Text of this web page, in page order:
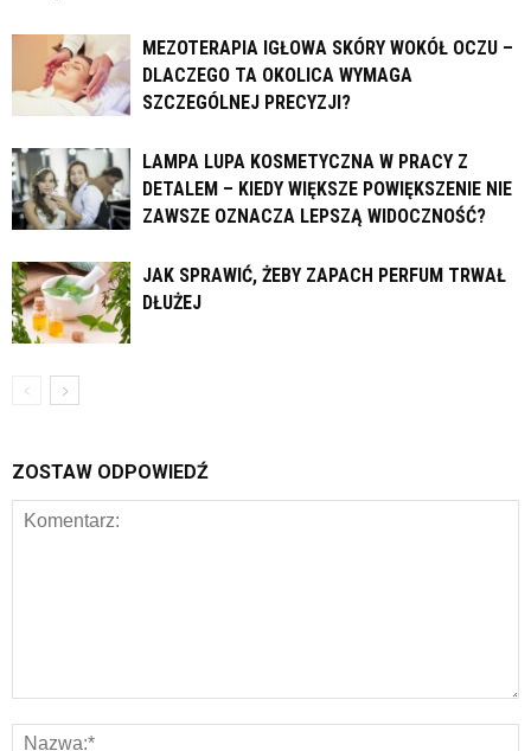
MEZOTERAPIA IGŁOWA SKÓRY WOKÓŁ OCZU –
DLACZEGO TA OKOLICA WYMAGA
SZCZEGÓLNEJ PRECYZJI?
LAMPA LUPA KOSMETYCZNA W PRACY Z
DETALEM – KIEDY WIĘKSZE POWIĘKSZENIE NIE
ZAWSZE OZNACZA LEPSZĄ WIDOCZNOŚĆ?
JAK SPRAWIĆ, ŻEBY ZAPACH PERFUM TRWAŁ
DŁUŻEJ
ZOSTAW ODPOWIEDŹ